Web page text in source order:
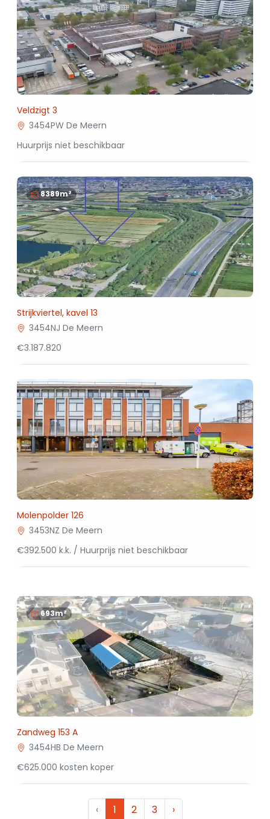
Veldzigt 3
3454PW De Meern
Huurprijs niet beschikbaar
8389m²
Strijkviertel, kavel 13
3454NJ De Meern
€3.187.820
Molenpolder 126
3453NZ De Meern
€392.500 k.k. / Huurprijs niet beschikbaar
693m²
Zandweg 153 A
3454HB De Meern
€625.000 kosten koper
‹ 1 2 3 ›